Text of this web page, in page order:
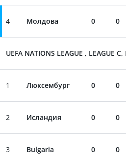
4 Молдова 0 0
UEFA NATIONS LEAGUE , LEAGUE
1 Люксембург 0 0
2 Исландия 0 0
3 Bulgaria 0 0